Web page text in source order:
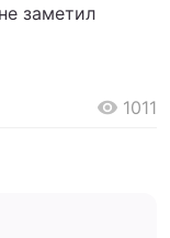
заметил
1011